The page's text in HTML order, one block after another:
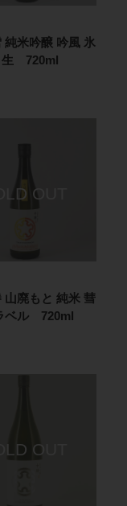
純米吟醸 吟風 氷
生 720ml
山廃もと 純米 彗
ベル 720ml